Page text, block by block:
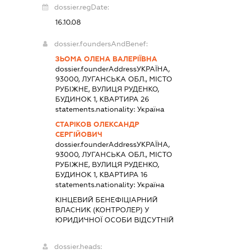
dossier.regDate:
16.10.08
dossier.foundersAndBenef:
ЗЬОМА ОЛЕНА ВАЛЕРІЇВНА
dossier.founderAddressУКРАЇНА,
93000, ЛУГАНСЬКА ОБЛ., МІСТО
РУБІЖНЕ, ВУЛИЦЯ РУДЕНКО,
БУДИНОК 1, КВАРТИРА 26
statements.nationality: Україна
СТАРІКОВ ОЛЕКСАНДР
СЕРГІЙОВИЧ
dossier.founderAddressУКРАЇНА,
93000, ЛУГАНСЬКА ОБЛ., МІСТО
РУБІЖНЕ, ВУЛИЦЯ РУДЕНКО,
БУДИНОК 1, КВАРТИРА 16
statements.nationality: Україна
КІНЦЕВИЙ БЕНЕФІЦІАРНИЙ
ВЛАСНИК (КОНТРОЛЕР) У
ЮРИДИЧНОЇ ОСОБИ ВІДСУТНІЙ
dossier.heads: